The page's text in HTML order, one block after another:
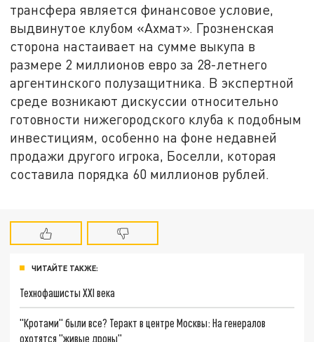
трансфера является финансовое условие,
выдвинутое клубом «Ахмат». Грозненская
сторона настаивает на сумме выкупа в
размере 2 миллионов евро за 28-летнего
аргентинского полузащитника. В экспертной
среде возникают дискуссии относительно
готовности нижегородского клуба к подобным
инвестициям, особенно на фоне недавней
продажи другого игрока, Боселли, которая
составила порядка 60 миллионов рублей.
ЧИТАЙТЕ ТАКЖЕ:
Технофашисты XXI века
"Кротами" были все? Теракт в центре Москвы: На генералов
охотятся "живые дроны"